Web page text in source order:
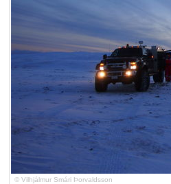
© Vilhjálmur Smári Þorvaldsson